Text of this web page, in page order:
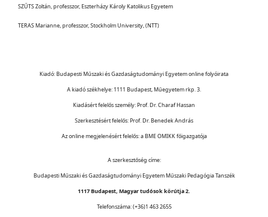
SZŰTS Zoltán, professzor, Eszterházy Károly Katolikus Egyetem
TERAS Marianne, professzor, Stockholm University, (NTT)
Kiadó: Budapesti Műszaki és Gazdaságtudományi Egyetem online folyóirata
A kiadó székhelye: 1111 Budapest, Műegyetem rkp. 3.
Kiadásért felelős személy: Prof. Dr. Charaf Hassan
Szerkesztésért felelős: Prof. Dr. Benedek András
Az online megjelenésért felelős: a BME OMIKK főigazgatója
A szerkesztőség címe:
Budapesti Műszaki és Gazdaságtudományi Egyetem Műszaki Pedagógia Tanszék
1117 Budapest, Magyar tudósok körútja 2.
Telefonszáma: (+36)1 463 2655